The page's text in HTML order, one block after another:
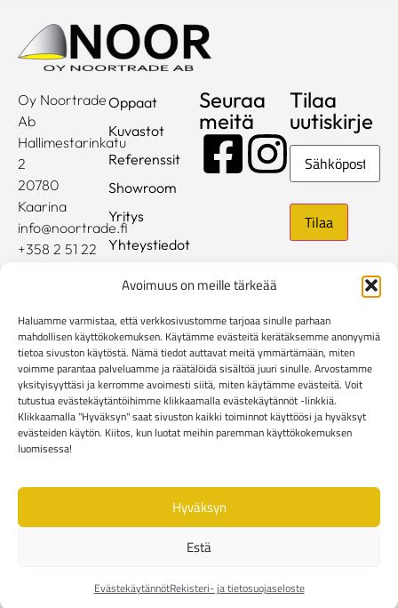
Avoimuus on meille tärkeää
Haluamme varmistaa, että verkkosivustomme tarjoaa sinulle parhaan
mahdollisen käyttökokemuksen. Käytämme evästeitä kerätäksemme anonyymiä
tietoa sivuston käytöstä. Nämä tiedot auttavat meitä ymmärtämään, miten
voimme parantaa palveluamme ja räätälöidä sisältöä juuri sinulle. Arvostamme
yksityisyyttäsi ja kerromme avoimesti siitä, miten käytämme evästeitä. Voit
tutustua evästekäytäntöihimme klikkaamalla evästekäytännöt -linkkiä.
Klikkaamalla "Hyväksyn" saat sivuston kaikki toiminnot käyttöösi ja hyväksyt
evästeiden käytön. Kiitos, kun luotat meihin paremman käyttökokemuksen
luomisessa!
Hyväksyn
Estä
EvästekäytännötRekisteri- ja tietosuojaseloste
Oy Noortrade
Ab
Hallimestarinkatu
2
20780
Kaarina
info@noortrade.fi
+358 2 51 22
Oppaat
Kuvastot
Referenssit
Showroom
Yritys
Yhteystiedot
Mediapankki
Seuraa
meitä
Tilaa
uutiskirje
Sähköposti
Rekisteri- ja tietosuojaseloste
Kuluttaja-asiakkaiden toimitusehdot
Yritysasiakkaiden toimitusehdotReklamaatiolomake
Evästekäytännöt